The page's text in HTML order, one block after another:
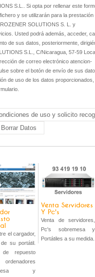
S.L.. Si opta por rellenar este
y se utilizarán para la prestación
SOLUTIONS S. L. y
Usted podrá además, acceder,
de sus datos, posteriormente,
S.L., C/Nicaragua, 57-59
de correo electrónico atencion-
sobre el botón de envío de sus
de uso de los datos proporcionados,
el cargador,
su portátil.
de repuesto
y
Venta Servidores
Y Pc's
Venta de servidores,
Pc's sobremesa y
Portátiles a su medida.